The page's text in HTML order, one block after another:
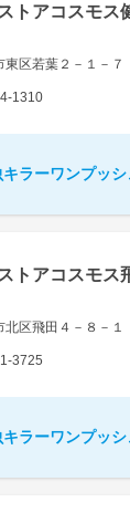
トアコスモス
東区若葉２－１－７
1310
ラーワンプッ
トアコスモス
区飛田４－８－１
3725
ラーワンプッ